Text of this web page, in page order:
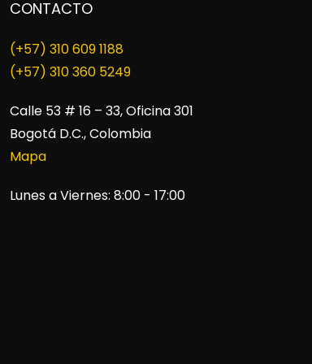
CONTACTO
(+57) 310 609 1188
​(+57) 310 360 5249
Calle 53 # 16 – 33, Oficina 301
Bogotá D.C., Colombia
Mapa
Lunes a Viernes: 8:00 - 17:00